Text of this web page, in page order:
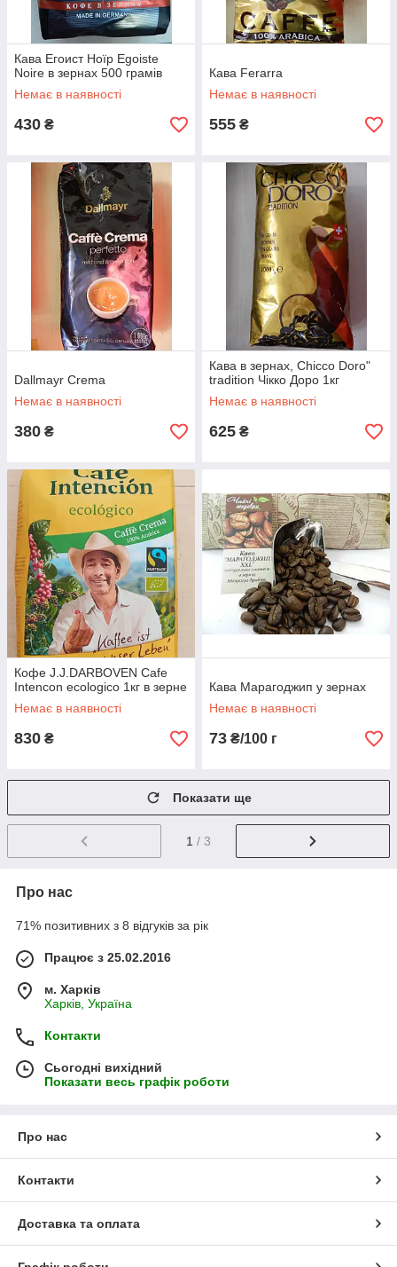
Кава Егоист Ноїр Egoiste
Noire в зернах 500 грамів
Немає в наявності
430 ₴
Кава Ferarra
Немає в наявності
555 ₴
Dallmayr Crema
Немає в наявності
380 ₴
Кава в зернах, Chicco Doro"
tradition Чікко Доро 1кг
Немає в наявності
625 ₴
Кофе J.J.DARBOVEN Cafe
Intencon ecologico 1кг в зерне
Немає в наявності
830 ₴
Кава Марагоджип у зернах
Немає в наявності
73 ₴/100 г
Показати ще
1 / 3
Про нас
71% позитивних з 8 відгуків за рік
Працює з 25.02.2016
м. Харків
Харків, Україна
Контакти
Сьогодні вихідний
Показати весь графік роботи
Про нас
Контакти
Доставка та оплата